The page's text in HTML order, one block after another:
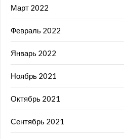
Март 2022
Февраль 2022
Январь 2022
Ноябрь 2021
Октябрь 2021
Сентябрь 2021